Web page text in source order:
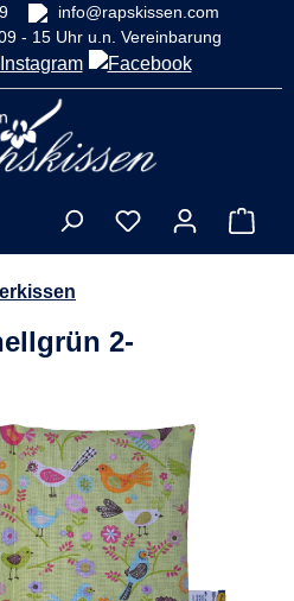
info@rapskissen.com
- 15 Uhr u.n. Vereinbarung
2-